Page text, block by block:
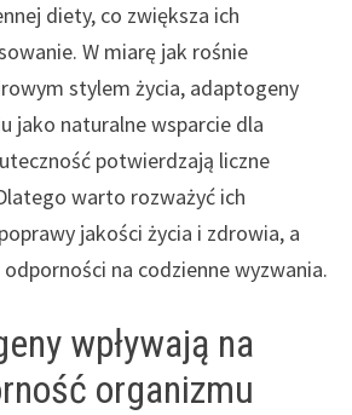
diety, co zwiększa ich
W miarę jak rośnie
stylem życia, adaptogeny
jako naturalne wsparcie dla
potwierdzają liczne
warto rozważyć ich
jakości życia i zdrowia, a
na codzienne wyzwania.
wpływają na
organizmu